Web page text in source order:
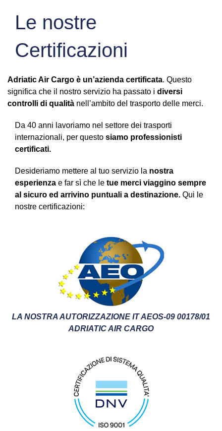
Le nostre
Certificazioni
Adriatic Air Cargo è un’azienda certificata. Questo
significa che il nostro servizio ha passato i diversi
controlli di qualità nell’ambito del trasporto delle merci.
Da 40 anni lavoriamo nel settore dei trasporti
internazionali, per questo siamo professionisti
certificati.
Desideriamo mettere al tuo servizio la nostra
esperienza e far sì che le tue merci viaggino sempre
al sicuro ed arrivino puntuali a destinazione. Qui le
nostre certificazioni:
LA NOSTRA AUTORIZZAZIONE IT AEOS-09 00178/01
ADRIATIC AIR CARGO